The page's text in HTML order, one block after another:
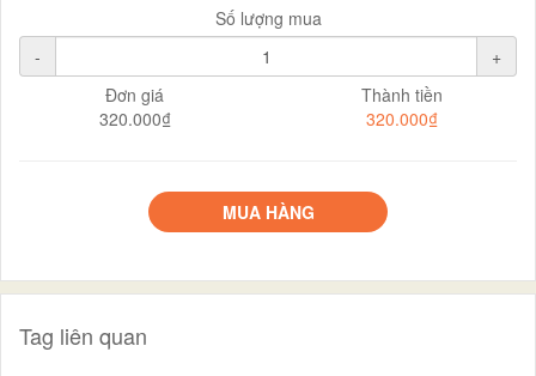
Số lượng mua
-
+
Đơn giá
320.000₫
Thành tiền
320.000₫
MUA HÀNG
Tag liên quan